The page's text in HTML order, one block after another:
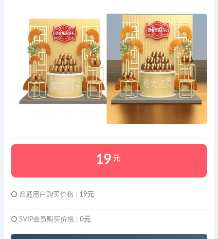
19 元
普通用户购买价格 : 19元
SVIP会员购买价格 : 0元